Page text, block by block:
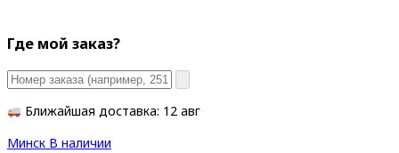
Где мой заказ?
Ближайшая доставка: 12 авг
Минск В наличии